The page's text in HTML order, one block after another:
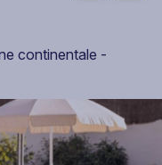
continentale -
at a time. Use the